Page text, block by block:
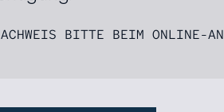
BITTE BEIM ONLINE-